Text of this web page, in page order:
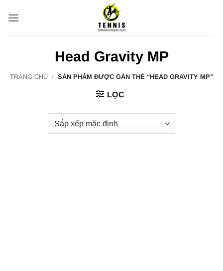
qua
Head Gravity MP
TRANG CHỦ / SẢN PHẨM ĐƯỢC GẮN THẺ “HEAD GRAVITY MP”
LỌC